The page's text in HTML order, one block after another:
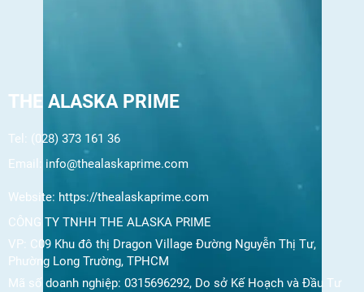
THE ALASKA PRIME
Tel: (028) 373 161 36
Email: info@thealaskaprime.com
Website: https://thealaskaprime.com
CÔNG TY TNHH THE ALASKA PRIME
VP: C09 Khu đô thị Dragon Village Đường Nguyễn Thị Tư,
Phường Long Trường, TPHCM
Mã số doanh nghiệp: 0315696292, Do sở Kế Hoạch và Đầu Tư